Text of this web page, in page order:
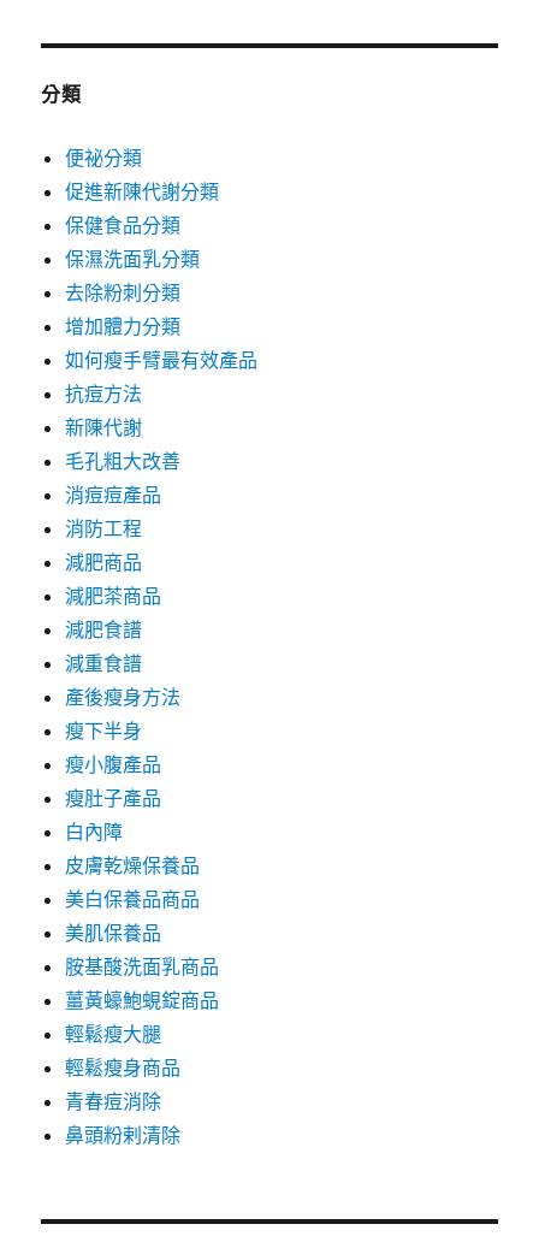
分類
便祕分類
促進新陳代謝分類
保健食品分類
保濕洗面乳分類
去除粉刺分類
增加體力分類
如何瘦手臂最有效產品
抗痘方法
新陳代謝
毛孔粗大改善
消痘痘產品
消防工程
減肥商品
減肥茶商品
減肥食譜
減重食譜
產後瘦身方法
瘦下半身
瘦小腹產品
瘦肚子產品
白內障
皮膚乾燥保養品
美白保養品商品
美肌保養品
胺基酸洗面乳商品
薑黃蠔鮑蜆錠商品
輕鬆瘦大腿
輕鬆瘦身商品
青春痘消除
鼻頭粉剌清除